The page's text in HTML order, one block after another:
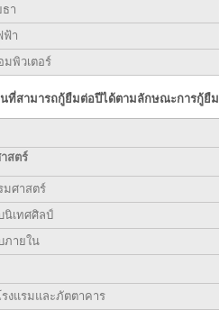
า
ฟ้า
พิวเตอร์
นที่สามารถกู้ยืมต่อปีได้ตามลักษณะการกู้ยืม
สตร์
มศาสตร์
นิเทศศิลป์
ภายใน
งแรมและภัตตาคาร